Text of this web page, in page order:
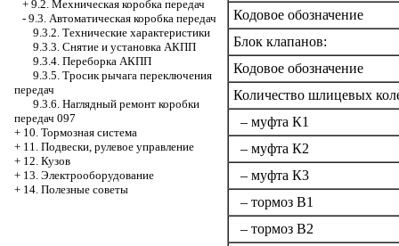
+ 9.2. Мехническая коробка передач
- 9.3. Автоматическая коробка передач
9.3.2. Технические характеристики
9.3.3. Снятие и установка АКПП
9.3.4. Переборка АКПП
9.3.5. Тросик рычага переключения
передач
9.3.6. Наглядный ремонт коробки
передач 097
+ 10. Тормозная система
+ 11. Подвески, рулевое управление
+ 12. Кузов
+ 13. Электрооборудование
+ 14. Полезные советы
Кодовое обозначение
Блок клапанов:
Кодовое обозначение
Количество шлицевых
– муфта К1
– муфта К2
– муфта К3
– тормоз В1
– тормоз В2